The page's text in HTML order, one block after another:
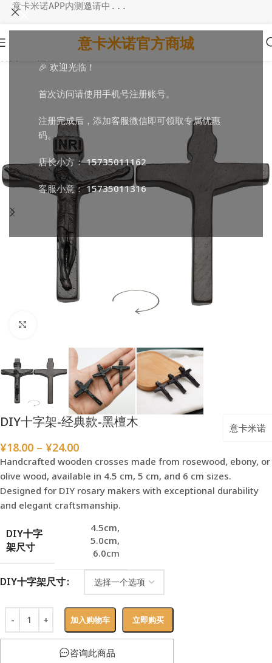
🎉 欢迎光临！
首次访问请使用手机号注册账号。
注册完成后，添加客服微信即可领取专属优惠
码。
店长小方：15735011162
客服小意：15735011316
意卡米诺APP内测邀请中...
意卡米诺官方商城
DIY十字架-经典款-黑檀木 意卡米诺
¥18.00 – ¥24.00
Handcrafted wooden crosses made from rosewood, ebony, or
olive wood, available in 4.5 cm, 5 cm, and 6 cm sizes.
Designed for DIY rosary makers with exceptional durability
and elegant craftsmanship.
DIY十字
架尺寸
4.5cm,
5.0cm,
6.0cm
DIY十字架尺寸
加入购物车 立即购买
咨询此商品